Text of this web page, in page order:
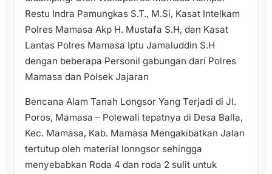
Restu Indra Pamungkas S.T., M.Si, Kasat Intelkam
Polres Mamasa Akp H. Mustafa S.H, dan Kasat
Lantas Polres Mamasa Iptu Jamaluddin S.H
dengan beberapa Personil gabungan dari Polres
Mamasa dan Polsek Jajaran
Bencana Alam Tanah Longsor Yang Terjadi di Jl.
Poros, Mamasa – Polewali tepatnya di Desa Balla,
Kec. Mamasa, Kab. Mamasa Mengakibatkan Jalan
tertutup oleh material lonngsor sehingga
menyebabkan Roda 4 dan roda 2 sulit untuk